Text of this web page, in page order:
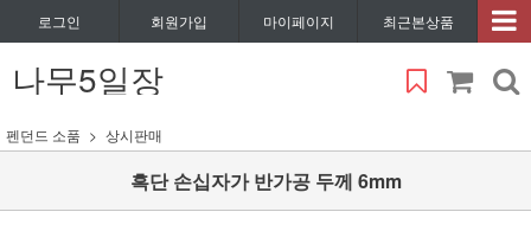
로그인 회원가입 마이페이지 최근본상품
나무5일장
펜던드 소품 상시판매
흑단 손십자가 반가공 두께 6mm